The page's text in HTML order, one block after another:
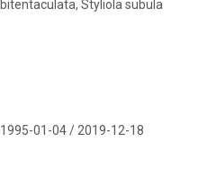
bitentaculata, Styliola subula
1995-01-04 / 2019-12-18